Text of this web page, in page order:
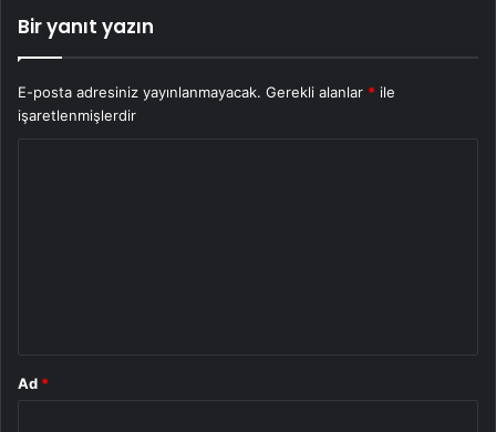
Bir yanıt yazın
E-posta adresiniz yayınlanmayacak. Gerekli alanlar * ile
işaretlenmişlerdir
Ad *